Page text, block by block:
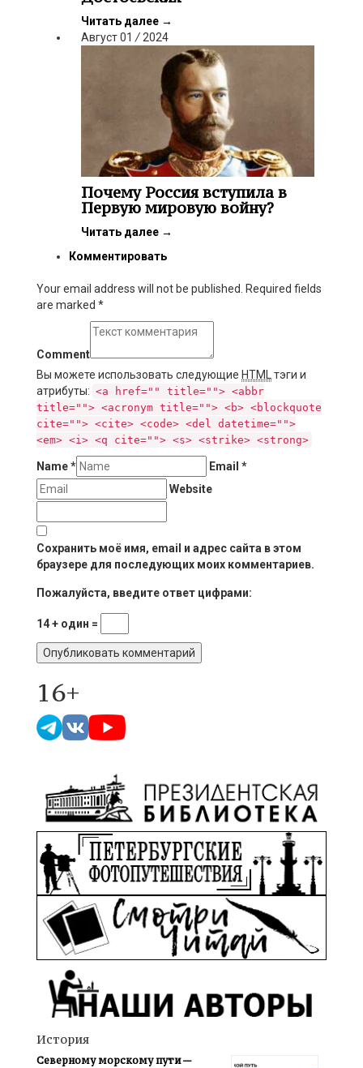
Читать далее →
Август01 / 2024
Почему Россия вступила в
Первую мировую войну?
Читать далее →
Комментировать
Your email address will not be published. Required fields
are marked *
Comment
Вы можете использовать следующие HTMLтэги и
атрибуты: <a href="" title=""> <abbr
title=""> <acronym title=""> <b> <blockquote
cite=""> <cite> <code> <del datetime="">
<em> <i> <q cite=""> <s> <strike> <strong>
Name* Email *
Website
Сохранить моё имя, email и адрес сайта в этом
браузере для последующих моих комментариев.
Пожалуйста, введите ответ цифрами:
14 + один =
16+
История
Северному морскому пути —